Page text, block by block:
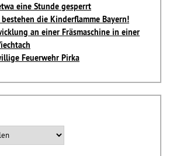
eine Stunde gesperrt
die Kinderflamme Bayern!
an einer Fräsmaschine in einer
Feuerwehr Pirka